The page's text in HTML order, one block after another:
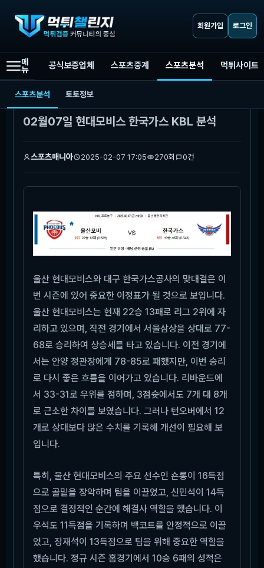
회원가입 로그인
메
뉴
공식보증업체 스포츠중계 스포츠분석 먹튀사이트
스포츠분석 토토정보
먹튀챌린지 스포츠분석 02월07일 현대모비스 한국가스 KBL 분석
02월07일 현대모비스 한국가스 KBL 분석
스포츠매니아 2025-02-07 17:05 270회 0건
본문
울산 현대모비스와 대구 한국가스공사의 맞대결은 이
번 시즌에 있어 중요한 이정표가 될 것으로 보입니다.
울산 현대모비스는 현재 22승 13패로 리그 2위에 자
리하고 있으며, 직전 경기에서 서울삼상을 상대로 77-
68로 승리하여 상승세를 타고 있습니다. 이전 경기에
서는 안양 정관장에게 78-85로 패했지만, 이번 승리
로 다시 좋은 흐름을 이어가고 있습니다. 리바운드에
서 33-31로 우위를 점하며, 3점슛에서도 7개 대 8개
로 근소한 차이를 보였습니다. 그러나 턴오버에서 12
개로 상대보다 많은 수치를 기록해 개선이 필요해 보
입니다.
특히, 울산 현대모비스의 주요 선수인 숀롱이 16득점
으로 골밑을 장악하며 팀을 이끌었고, 신민석이 14득
점으로 결정적인 순간에 해결사 역할을 했습니다. 이
우석도 11득점을 기록하며 백코트를 안정적으로 이끌
었고, 장재석이 13득점으로 팀을 위해 중요한 역할을
했습니다. 정규 시즌 홈경기에서 10승 6패의 성적은